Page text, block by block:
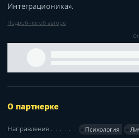
Интеграционика».
Подробнее об авторе
О партнерке
Направления Психология